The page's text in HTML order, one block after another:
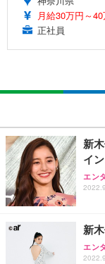
月給30万円～
正社員
新
イ
エン
新
エン